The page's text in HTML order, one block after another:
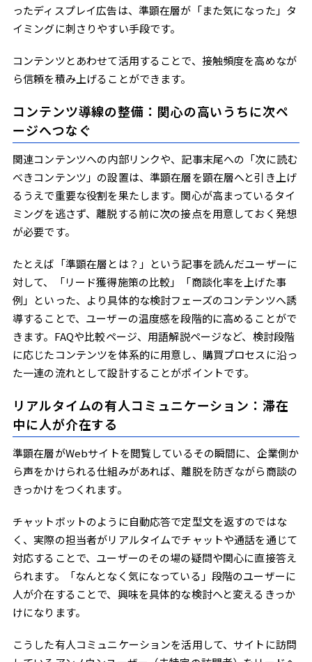
ったディスプレイ広告は、準顕在層が「また気になった」タ
イミングに刺さりやすい手段です。
コンテンツとあわせて活用することで、接触頻度を高めなが
ら信頼を積み上げることができます。
コンテンツ導線の整備：関心の高いうちに次ペ
ージへつなぐ
関連コンテンツへの内部リンクや、記事末尾への「次に読む
べきコンテンツ」の設置は、準顕在層を顕在層へと引き上げ
るうえで重要な役割を果たします。関心が高まっているタイ
ミングを逃さず、離脱する前に次の接点を用意しておく発想
が必要です。
たとえば「準顕在層とは？」という記事を読んだユーザーに
対して、「リード獲得施策の比較」「商談化率を上げた事
例」といった、より具体的な検討フェーズのコンテンツへ誘
導することで、ユーザーの温度感を段階的に高めることがで
きます。FAQや比較ページ、用語解説ページなど、検討段階
に応じたコンテンツを体系的に用意し、購買プロセスに沿っ
た一連の流れとして設計することがポイントです。
リアルタイムの有人コミュニケーション：滞在
中に人が介在する
準顕在層がWebサイトを閲覧しているその瞬間に、企業側か
ら声をかけられる仕組みがあれば、離脱を防ぎながら商談の
きっかけをつくれます。
チャットボットのように自動応答で定型文を返すのではな
く、実際の担当者がリアルタイムでチャットや通話を通じて
対応することで、ユーザーのその場の疑問や関心に直接答え
られます。「なんとなく気になっている」段階のユーザーに
人が介在することで、興味を具体的な検討へと変えるきっか
けになります。
こうした有人コミュニケーションを活用して、サイトに訪問